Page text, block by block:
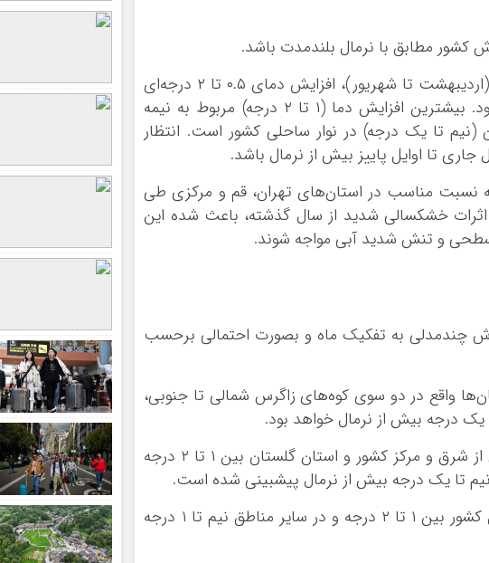
از نظر دمایی، تقریباً برای تمام ماه‌های مورد پیش بینی (اردیبهشت تا شهریور)، افزایش دمای ۰.۵ تا ۲ درجه‌ای
نسبت به نرمال در اغلب مناطق کشور پیش بینی می‌شود. بیشترین افزایش دما (۱ تا ۲ درجه) مربوط به نیمه
تا یک درجه) در نوار ساحلی کشور است. انتظار
تا اوایل پاییز بیش از نرمال باشد.
نسبت مناسب در استان‌های تهران، قم و مرکزی طی
اثرات خشکسالی شدید از سال گذشته، باعث شده این
سطحی و تنش شدید آبی مواجه شوند.
چندمدلی به تفکیک ماه و بصورت احتمالی برحسب
میانگین دما در استان‌ها واقع در دو سوی کوه‌های زاگرس شمالی تا جنوبی،
درجه بیش از نرمال خواهد بود.
نیمه خرداد تا نیمه تیر ۱۴۰۵: میانگین دما در بخش‌هایی از شرق و مرکز کشور و استان گلستان بین ۱ تا ۲ درجه
تا یک درجه بیش از نرمال پیشبینی شده است.
نیمه تیر تا نیمه مرداد ۱۴۰۵: میانگین دما در جنوب شرق کشور بین ۱ تا ۲ درجه و در سایر مناطق نیم تا ۱ درجه